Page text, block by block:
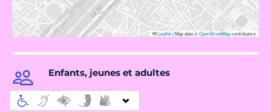
Leaflet|Map data ©OpenStreetMapcontributors
Enfants, jeunes et adultes